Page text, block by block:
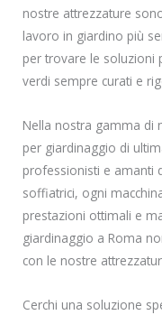
nostre attrezzature
lavoro in giardino più
per trovare le soluzioni
verdi sempre curati e
Nella nostra gamma di
per giardinaggio di
professionisti e amanti
soffiatrici, ogni
prestazioni ottimali e
giardinaggio a Roma
con le nostre
Cerchi una soluzione